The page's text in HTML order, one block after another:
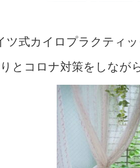
ツ式カイロプラクティッ
とコロナ対策をしなが